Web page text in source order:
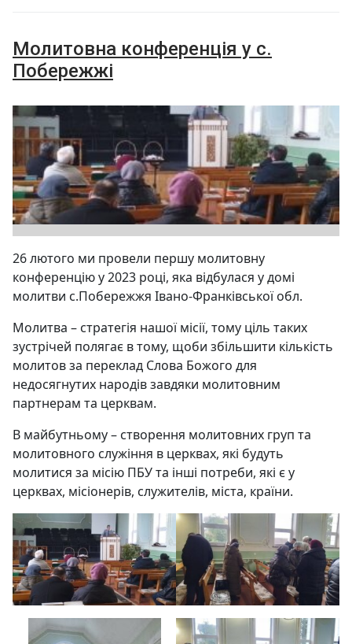
Молитовна конференція у с.
Побережжі
26 лютого ми провели першу молитовну
конференцію у 2023 році, яка відбулася у домі
молитви с.Побережжя Івано-Франківської обл.
Молитва – стратегія нашої місії, тому ціль таких
зустрічей полягає в тому, щоби збільшити кількість
молитов за переклад Слова Божого для
недосягнутих народів завдяки молитовним
партнерам та церквам.
В майбутньому – створення молитовних груп та
молитовного служіння в церквах, які будуть
молитися за місію ПБУ та інші потреби, які є у
церквах, місіонерів, служителів, міста, країни.